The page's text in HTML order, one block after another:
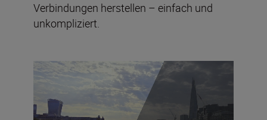
Verbindungen herstellen – einfach und
unkompliziert.